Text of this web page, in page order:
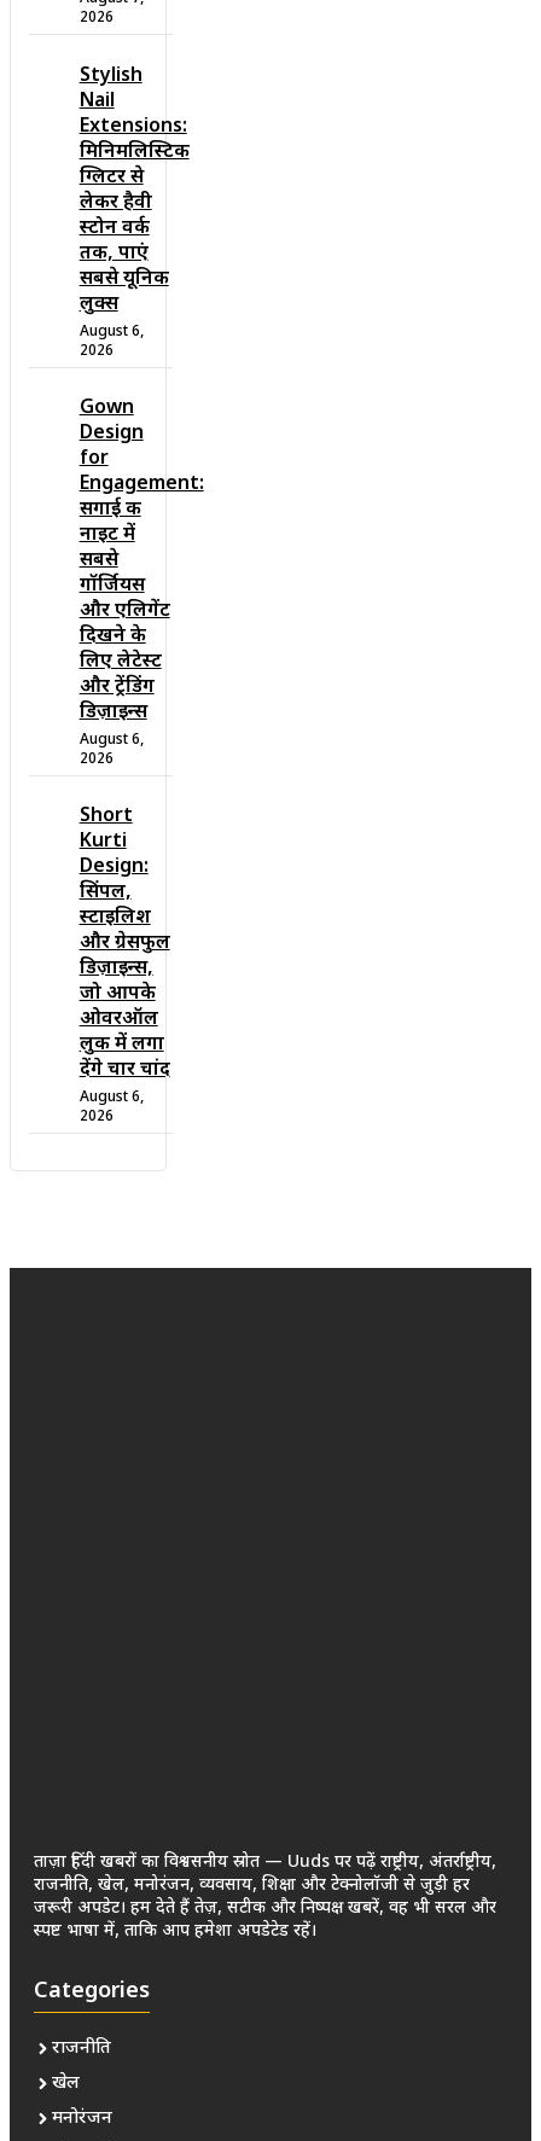
2026
Stylish
Nail
Extensions:
मिनिमलिस्टिक
ग्लिटर से
लेकर हैवी
स्टोन वर्क
तक, पाएं
सबसे यूनिक
लुक्स
August 6,
2026
Gown
Design
for
Engagement:
सगाई की
नाइट में
सबसे
गॉर्जियस
और एलिगेंट
दिखने के
लिए लेटेस्ट
और ट्रेंडिंग
डिज़ाइन्स
August 6,
2026
Short
Kurti
Design:
सिंपल,
स्टाइलिश
और ग्रेसफुल
डिज़ाइन्स,
जो आपके
ओवरऑल
लुक में लगा
देंगे चार चांद
August 6,
2026
ताज़ा हिंदी खबरों का विश्वसनीय स्रोत — Uuds पर पढ़ें राष्ट्रीय, अंतर्राष्ट्रीय,
राजनीति, खेल, मनोरंजन, व्यवसाय, शिक्षा और टेक्नोलॉजी से जुड़ी हर
जरूरी अपडेट। हम देते हैं तेज़, सटीक और निष्पक्ष खबरें, वह भी सरल और
स्पष्ट भाषा में, ताकि आप हमेशा अपडेटेड रहें।
Categories
राजनीति
खेल
मनोरंजन